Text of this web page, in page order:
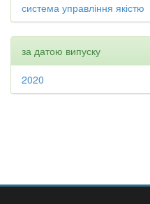
система управління якістю
за датою випуску
2020